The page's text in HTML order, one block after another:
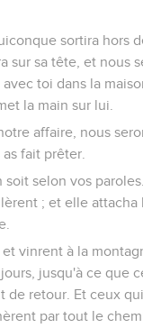
sortira hors
sur sa tête, et nous
toi dans la
la main sur lui.
affaire, nous
fait prêter.
soit selon vos
; et elle attacha
vinrent à la
jusqu'à ce que
de retour. Et ceux
par tout le